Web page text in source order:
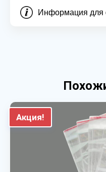
Информация для
Акция!